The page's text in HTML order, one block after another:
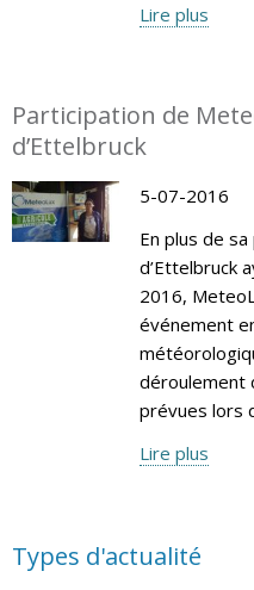
Lire plus
Participation de
d’Ettelbruck
5-07-2016
En plus de
d’Ettelbruck
2016,
événement
déroulement
prévues lors
Lire plus
Types d'actualité